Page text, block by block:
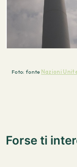
Foto: fonte Nazioni
Forse ti